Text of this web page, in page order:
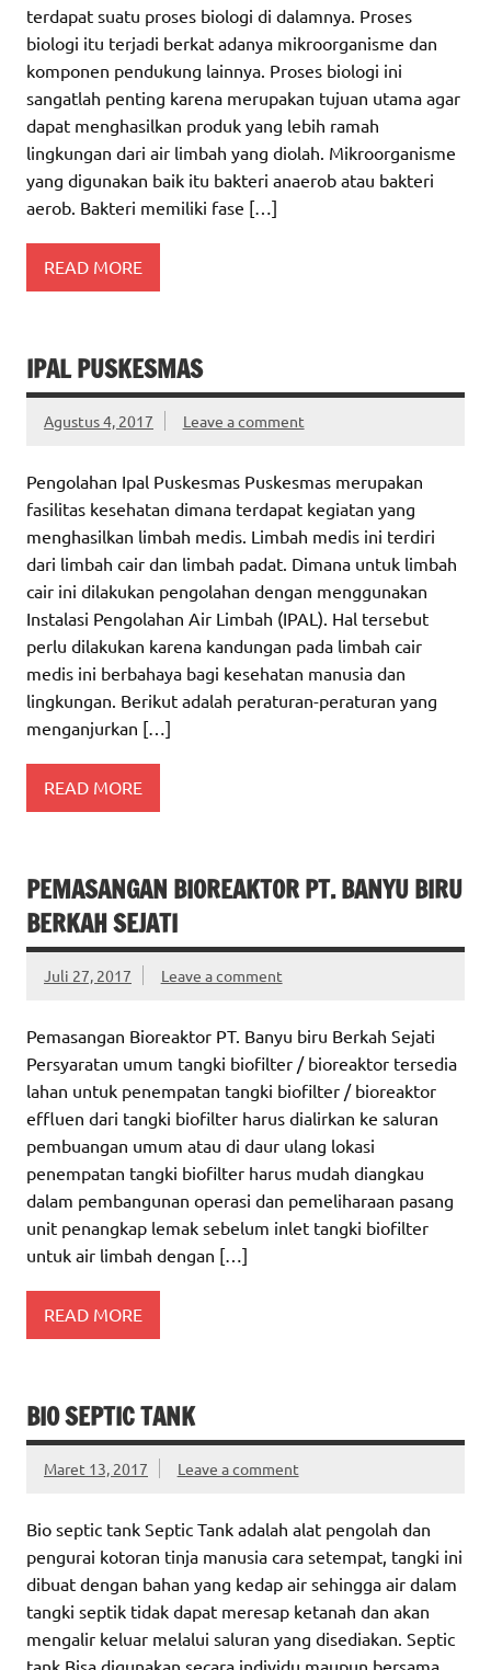
terdapat suatu proses biologi di dalamnya. Proses
biologi itu terjadi berkat adanya mikroorganisme dan
komponen pendukung lainnya. Proses biologi ini
sangatlah penting karena merupakan tujuan utama agar
dapat menghasilkan produk yang lebih ramah
lingkungan dari air limbah yang diolah. Mikroorganisme
yang digunakan baik itu bakteri anaerob atau bakteri
aerob. Bakteri memiliki fase […]
READ MORE
IPAL PUSKESMAS
Agustus 4, 2017 Leave a comment
Pengolahan Ipal Puskesmas Puskesmas merupakan
fasilitas kesehatan dimana terdapat kegiatan yang
menghasilkan limbah medis. Limbah medis ini terdiri
dari limbah cair dan limbah padat. Dimana untuk limbah
cair ini dilakukan pengolahan dengan menggunakan
Instalasi Pengolahan Air Limbah (IPAL). Hal tersebut
perlu dilakukan karena kandungan pada limbah cair
medis ini berbahaya bagi kesehatan manusia dan
lingkungan. Berikut adalah peraturan-peraturan yang
menganjurkan […]
READ MORE
PEMASANGAN BIOREAKTOR PT. BANYU BIRU
BERKAH SEJATI
Juli 27, 2017 Leave a comment
Pemasangan Bioreaktor PT. Banyu biru Berkah Sejati
Persyaratan umum tangki biofilter / bioreaktor tersedia
lahan untuk penempatan tangki biofilter / bioreaktor
effluen dari tangki biofilter harus dialirkan ke saluran
pembuangan umum atau di daur ulang lokasi
penempatan tangki biofilter harus mudah diangkau
dalam pembangunan operasi dan pemeliharaan pasang
unit penangkap lemak sebelum inlet tangki biofilter
untuk air limbah dengan […]
READ MORE
BIO SEPTIC TANK
Maret 13, 2017 Leave a comment
Bio septic tank Septic Tank adalah alat pengolah dan
pengurai kotoran tinja manusia cara setempat, tangki ini
dibuat dengan bahan yang kedap air sehingga air dalam
tangki septik tidak dapat meresap ketanah dan akan
mengalir keluar melalui saluran yang disediakan. Septic
tank Bisa digunakan secara individu maupun bersama